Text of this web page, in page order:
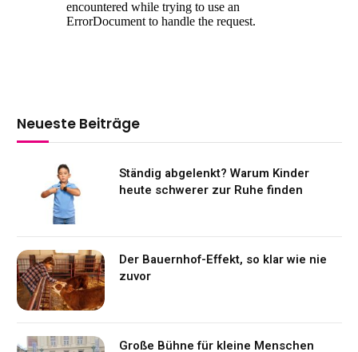
Neueste Beiträge
Ständig abgelenkt? Warum Kinder
heute schwerer zur Ruhe finden
Der Bauernhof-Effekt, so klar wie nie
zuvor
Große Bühne für kleine Menschen